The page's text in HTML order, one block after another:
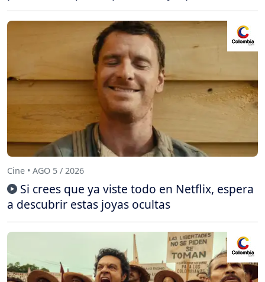
Cine • AGO 5 / 2026
Si crees que ya viste todo en Netflix, espera
a descubrir estas joyas ocultas